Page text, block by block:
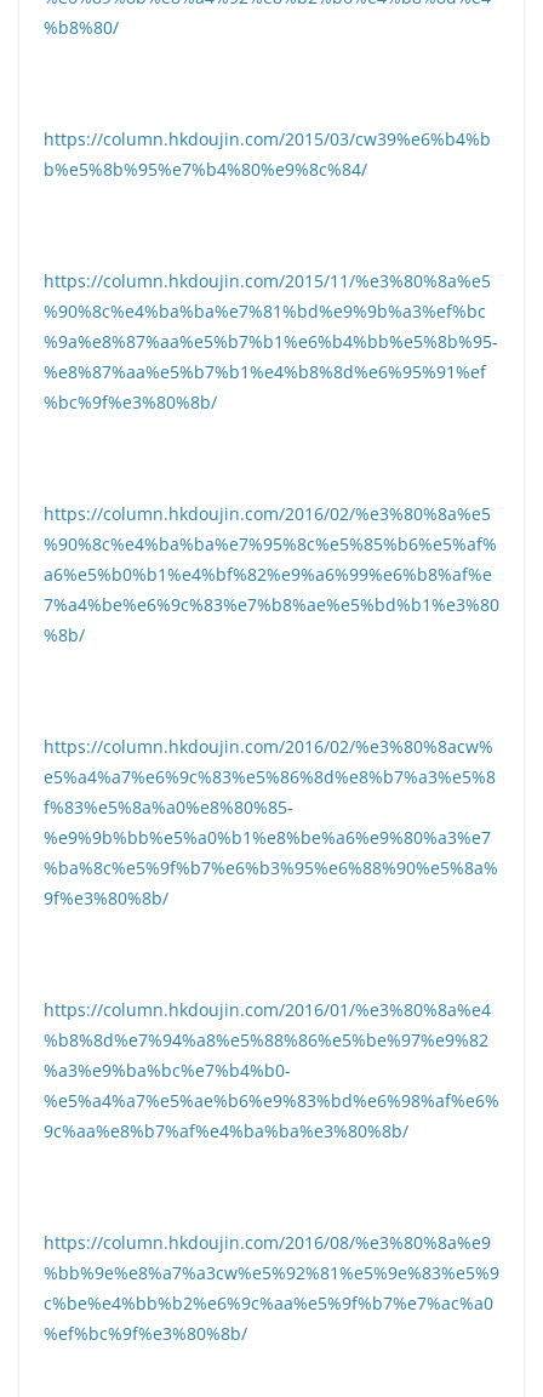
%b8%80/
https://column.hkdoujin.com/2015/03/cw39%e6%b4%b
b%e5%8b%95%e7%b4%80%e9%8c%84/
https://column.hkdoujin.com/2015/11/%e3%80%8a%e5
%90%8c%e4%ba%ba%e7%81%bd%e9%9b%a3%ef%bc
%9a%e8%87%aa%e5%b7%b1%e6%b4%bb%e5%8b%95-
%e8%87%aa%e5%b7%b1%e4%b8%8d%e6%95%91%ef
%bc%9f%e3%80%8b/
https://column.hkdoujin.com/2016/02/%e3%80%8a%e5
%90%8c%e4%ba%ba%e7%95%8c%e5%85%b6%e5%af%
a6%e5%b0%b1%e4%bf%82%e9%a6%99%e6%b8%af%e
7%a4%be%e6%9c%83%e7%b8%ae%e5%bd%b1%e3%80
%8b/
https://column.hkdoujin.com/2016/02/%e3%80%8acw%
e5%a4%a7%e6%9c%83%e5%86%8d%e8%b7%a3%e5%8
f%83%e5%8a%a0%e8%80%85-
%e9%9b%bb%e5%a0%b1%e8%be%a6%e9%80%a3%e7
%ba%8c%e5%9f%b7%e6%b3%95%e6%88%90%e5%8a%
9f%e3%80%8b/
https://column.hkdoujin.com/2016/01/%e3%80%8a%e4
%b8%8d%e7%94%a8%e5%88%86%e5%be%97%e9%82
%a3%e9%ba%bc%e7%b4%b0-
%e5%a4%a7%e5%ae%b6%e9%83%bd%e6%98%af%e6%
9c%aa%e8%b7%af%e4%ba%ba%e3%80%8b/
https://column.hkdoujin.com/2016/08/%e3%80%8a%e9
%bb%9e%e8%a7%a3cw%e5%92%81%e5%9e%83%e5%9
c%be%e4%bb%b2%e6%9c%aa%e5%9f%b7%e7%ac%a0
%ef%bc%9f%e3%80%8b/